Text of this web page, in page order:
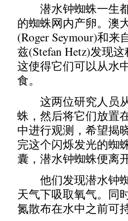
潜水钟蜘蛛一生都
的蜘蛛网内产卵。澳
(Roger Seymour)和
兹(Stefan Hetz)发现
这使得它们可以从水
食。
这两位研究人员从
蛛，然后将它们放置
中进行观测，希望揭
完这个闪烁发光的蜘
囊，潜水钟蜘蛛便离
他们发现潜水钟蜘
天气下吸取氧气。同
氮散布在水中之前可